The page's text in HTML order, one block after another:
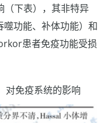
（下表），其非特异
功能、补体功能）和
患者免疫功能受损
对免疫系统的影响